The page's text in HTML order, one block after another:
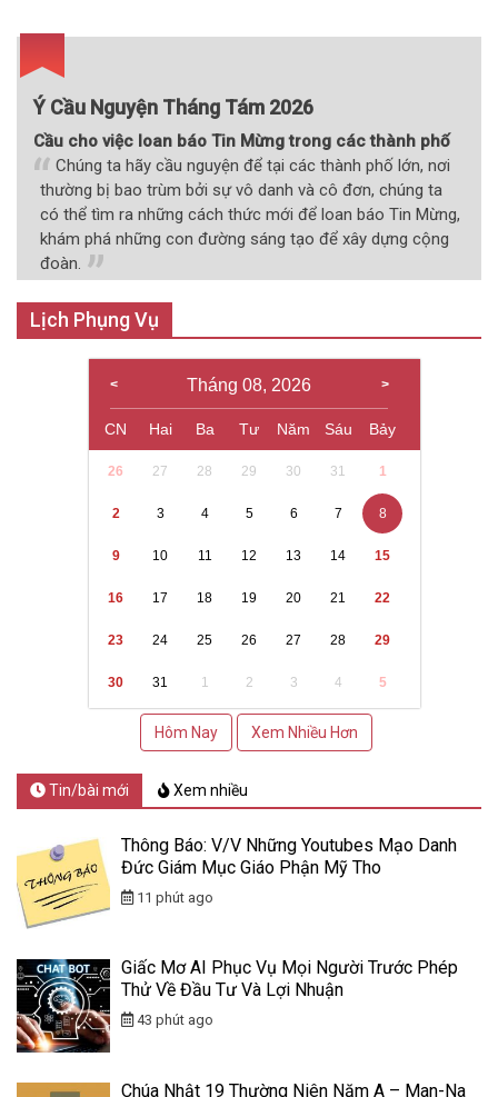
Ý Cầu Nguyện Tháng Tám 2026
Cầu cho việc loan báo Tin Mừng trong các thành phố
Chúng ta hãy cầu nguyện để tại các thành phố lớn, nơi
thường bị bao trùm bởi sự vô danh và cô đơn, chúng ta
có thể tìm ra những cách thức mới để loan báo Tin Mừng,
khám phá những con đường sáng tạo để xây dựng cộng
đoàn.
Lịch Phụng Vụ
Tháng 08, 2026
CN Hai Ba Tư Năm Sáu Bảy
26 27 28 29 30 31 1
2 3 4 5 6 7 8
9 10 11 12 13 14 15
16 17 18 19 20 21 22
23 24 25 26 27 28 29
30 31 1 2 3 4 5
Hôm Nay Xem Nhiều Hơn
Tin/bài mới Xem nhiều
Thông Báo: V/v Những Youtubes Mạo Danh
Đức Giám Mục Giáo Phận Mỹ Tho
11 phút ago
Giấc Mơ AI Phục Vụ Mọi Người Trước Phép
Thử Về Đầu Tư Và Lợi Nhuận
43 phút ago
Chúa Nhật 19 Thường Niên Năm A – Man-Na